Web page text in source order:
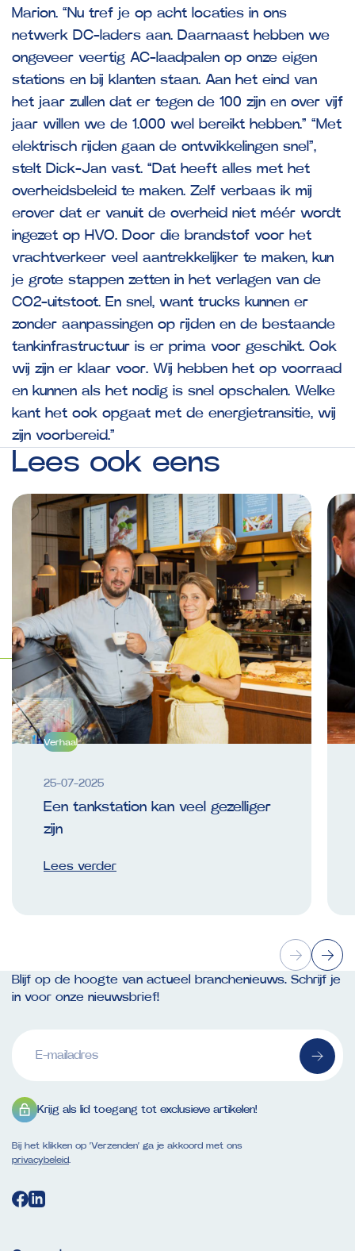
Marion. “Nu tref je op acht locaties in ons
netwerk DC-laders aan. Daarnaast hebben we
ongeveer veertig AC-laadpalen op onze eigen
stations en bij klanten staan. Aan het eind van
het jaar zullen dat er tegen de 100 zijn en over vijf
jaar willen we de 1.000 wel bereikt hebben.” “Met
elektrisch rijden gaan de ontwikkelingen snel”,
stelt Dick-Jan vast. “Dat heeft alles met het
overheidsbeleid te maken. Zelf verbaas ik mij
erover dat er vanuit de overheid niet méér wordt
ingezet op HVO. Door die brandstof voor het
vrachtverkeer veel aantrekkelijker te maken, kun
je grote stappen zetten in het verlagen van de
CO2-uitstoot. En snel, want trucks kunnen er
zonder aanpassingen op rijden en de bestaande
tankinfrastructuur is er prima voor geschikt. Ook
wij zijn er klaar voor. Wij hebben het op voorraad
en kunnen als het nodig is snel opschalen. Welke
kant het ook opgaat met de energietransitie, wij
zijn voorbereid.”
Lees ook eens
Verhaal
25-07-2025
Een tankstation kan veel gezelliger
zijn
Lees verder
Blijf op de hoogte van actueel branchenieuws. Schrijf je
in voor onze nieuwsbrief!
mailadres
Krijg als lid toegang tot exclusieve artikelen!
Bij het klikken op ‘Verzenden’ ga je akkoord met ons
privacybeleid